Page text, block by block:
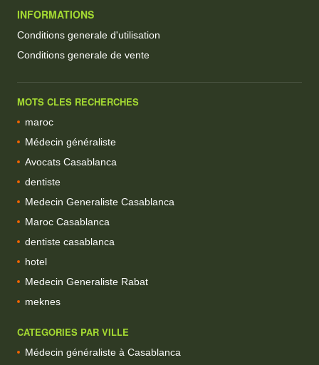
INFORMATIONS
Conditions generale d'utilisation
Conditions generale de vente
MOTS CLES RECHERCHES
maroc
Médecin généraliste
Avocats Casablanca
dentiste
Medecin Generaliste Casablanca
Maroc Casablanca
dentiste casablanca
hotel
Medecin Generaliste Rabat
meknes
CATEGORIES PAR VILLE
Médecin généraliste à Casablanca